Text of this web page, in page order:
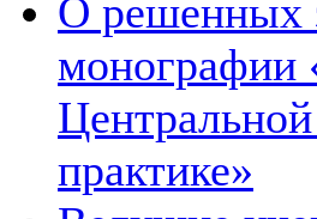
О решенных
монографии
практике»